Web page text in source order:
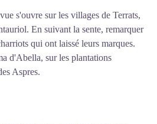
s'ouvre sur les villages de Terrats,
En suivant la sente, remarquer
qui ont laissé leurs marques.
d'Abella, sur les plantations
Aspres.